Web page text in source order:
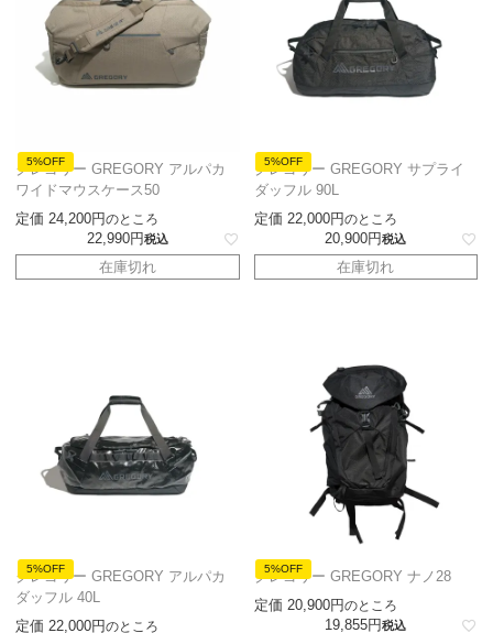
5%OFF
グレゴリー GREGORY アルパカ
ワイドマウスケース50
定価 24,200 のところ
22,990 税込
在庫切れ
5%OFF
グレゴリー GREGORY サプライ
ダッフル 90L
定価 22,000 のところ
20,900 税込
在庫切れ
5%OFF
グレゴリー GREGORY アルパカ
ダッフル 40L
定価 22,000 のところ
5%OFF
グレゴリー GREGORY ナノ28
定価 20,900 のところ
19,855 税込